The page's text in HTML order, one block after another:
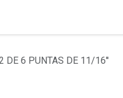
DE 6 PUNTAS DE 11/16''